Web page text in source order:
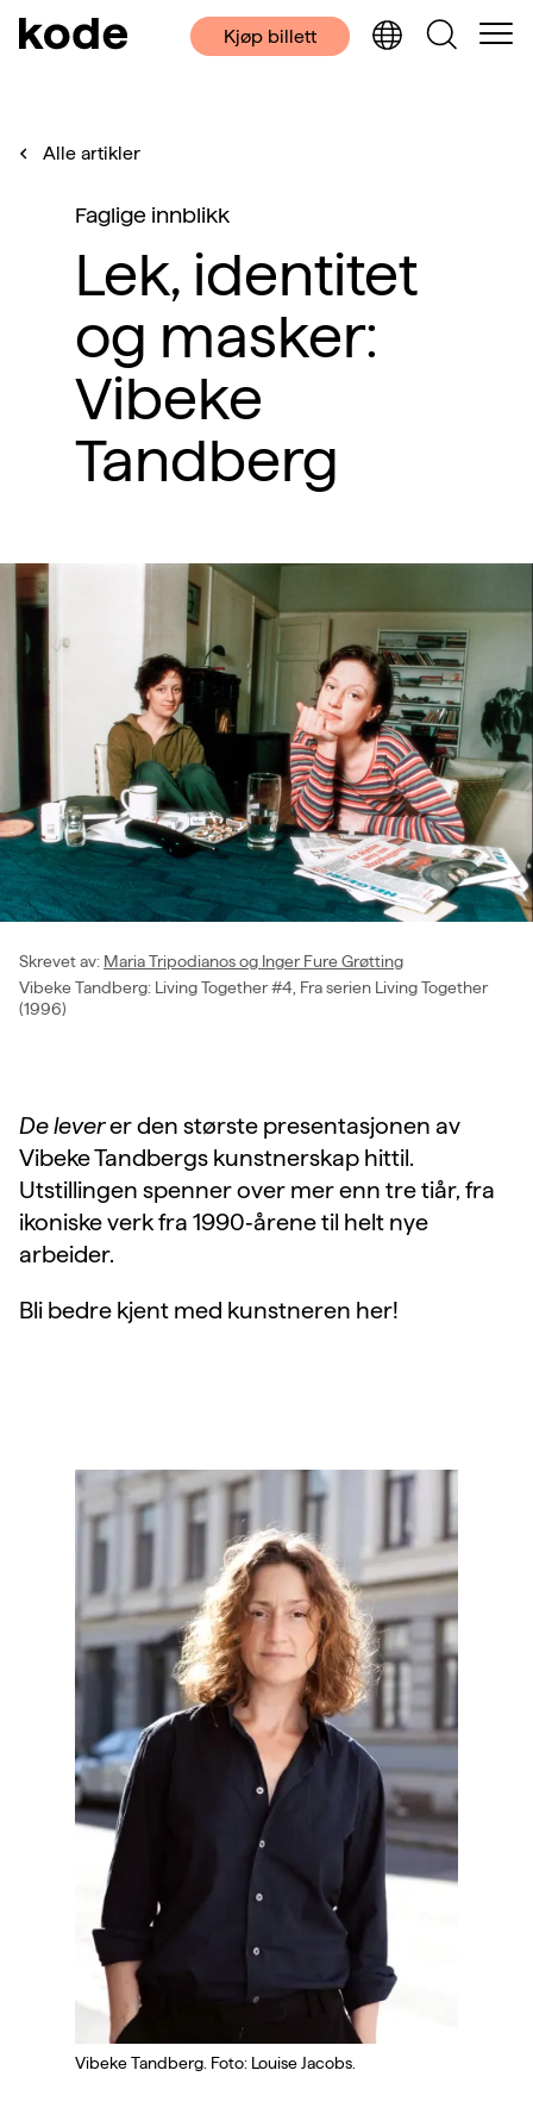
Kjøp billett
Alle artikler
Faglige innblikk
Lek, identitet
og masker:
Vibeke
Tandberg
Skrevet av: Maria Tripodianos og Inger Fure Grøtting
Vibeke Tandberg: Living Together #4, Fra serien Living Together
(1996)
De leverer den største presentasjonen av
Vibeke Tandbergs kunstnerskap hittil.
Utstillingen spenner over mer enn tre tiår, fra
ikoniske verk fra 1990‑årene til helt nye
arbeider.
Bli bedre kjent med kunstneren her!
Vibeke Tandberg. Foto: Louise Jacobs.